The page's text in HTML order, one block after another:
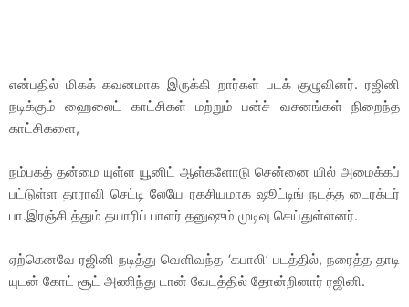
என்பதில் மிகக் கவனமாக இருக்கி றார்கள் படக் குழுவினர். ரஜினி
நடிக்கும் ஹைலைட் காட்சிகள் மற்றும் பன்ச் வசனங்கள் நிறைந்த
காட்சிகளை,
நம்பகத் தன்மை யுள்ள யூனிட் ஆள்களோடு சென்னை யில் அமைக்கப்
பட்டுள்ள தாராவி செட்டி லேயே ரகசியமாக ஷூட்டிங் நடத்த டைரக்டர்
பா.இரஞ்சி த்தும் தயாரிப் பாளர் தனுஷும் முடிவு செய்துள்ளனர்.
ஏற்கெனவே ரஜினி நடித்து வெளிவந்த ‘கபாலி’ படத்தில், நரைத்த தாடி
யுடன் கோட் சூட் அணிந்து டான் வேடத்தில் தோன்றினார் ரஜினி.